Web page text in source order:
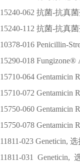
15240-062 抗菌-抗真
15240-112 抗菌-抗真
10378-016 Penicillin-
15290-018 Fungizone®
15710-064 Gentamicin
15710-072 Gentamicin
15750-060 Gentamicin
15750-078 Gentamicin
11811-023 Geneticin,
11811-031